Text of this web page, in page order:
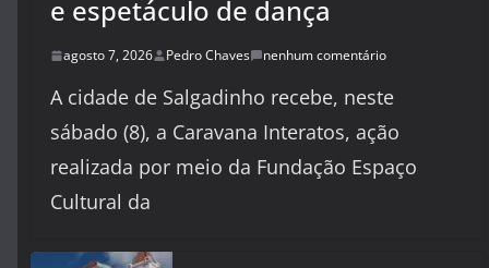
e espetáculo de dança
agosto 7, 2026 Pedro Chaves nenhum comentário
A cidade de Salgadinho recebe, neste
sábado (8), a Caravana Interatos, ação
realizada por meio da Fundação Espaço
Cultural da